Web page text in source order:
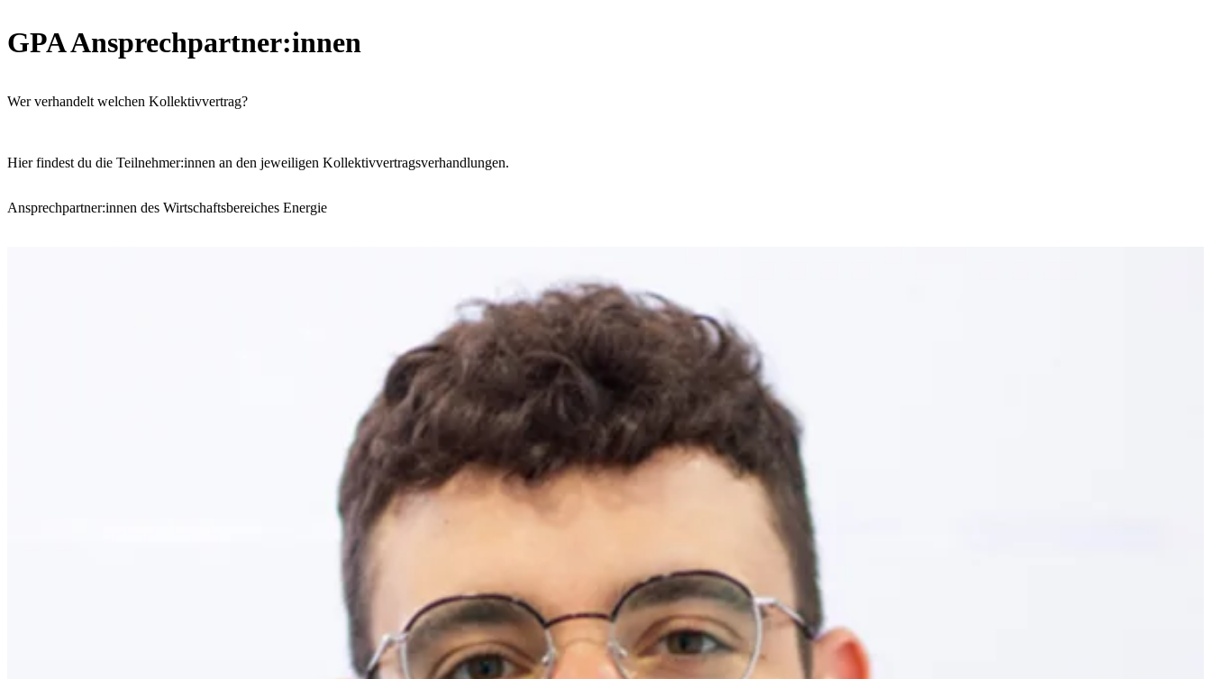
GPA Ansprechpartner:innen
Wer verhandelt welchen Kollektivvertrag?
Hier findest du die Teilnehmer:innen an den jeweiligen Kollektivvertragsverhandlungen.
Ansprechpartner:innen des Wirtschaftsbereiches Energie